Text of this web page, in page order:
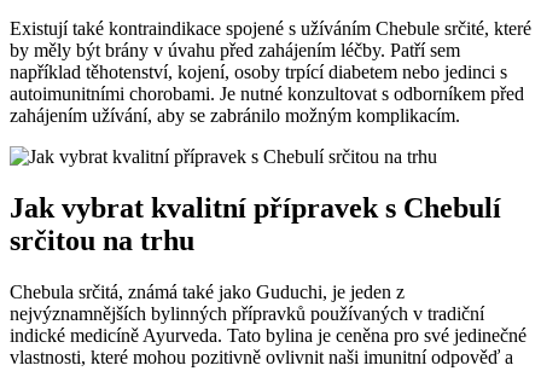
Existují také kontraindikace spojené s užíváním Chebule srčité, které
by měly být brány v úvahu před zahájením léčby. Patří sem
například těhotenství, kojení, osoby trpící diabetem nebo jedinci s
autoimunitními chorobami. Je nutné konzultovat s odborníkem před
zahájením užívání, aby se zabránilo možným komplikacím.
Jak vybrat kvalitní přípravek s Chebulí
srčitou na trhu
Chebula srčitá, známá také jako Guduchi, je jeden z
nejvýznamnějších bylinných přípravků používaných v tradiční
indické medicíně Ayurveda. Tato bylina je ceněna pro své jedinečné
vlastnosti, které mohou pozitivně ovlivnit naši imunitní odpověď a